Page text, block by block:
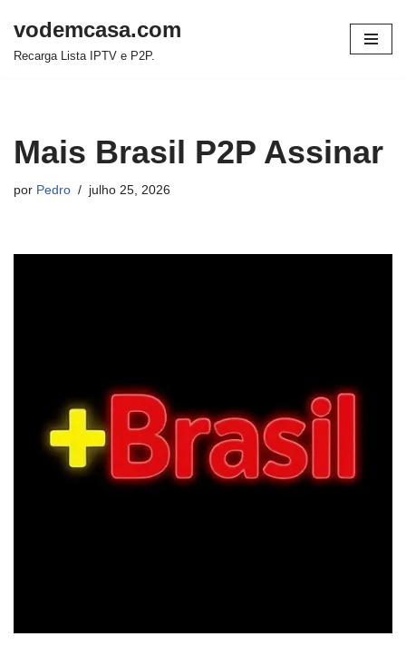
Pular
vodemcasa.com
Recarga Lista IPTV e P2P.
Mais Brasil P2P Assinar
por Pedro julho 25, 2026